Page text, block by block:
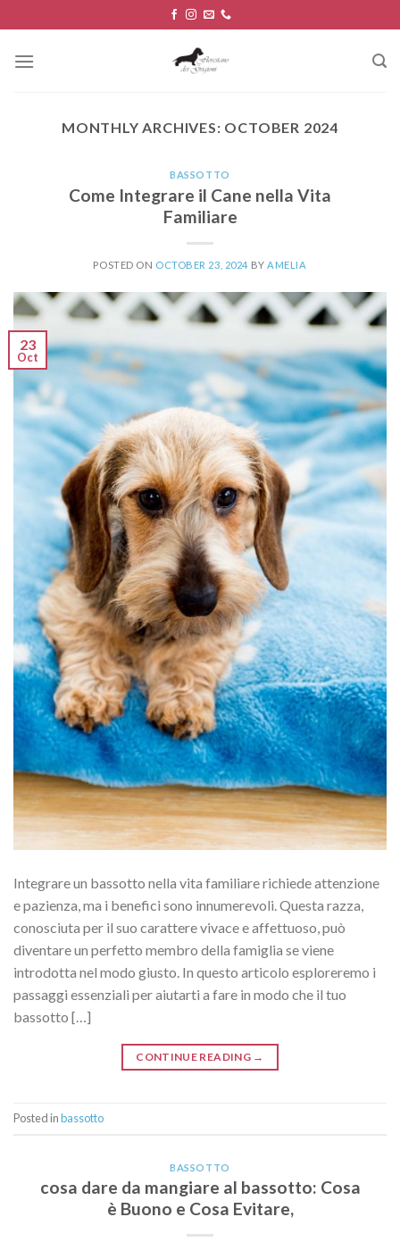
to
content
MONTHLY ARCHIVES: OCTOBER 2024
BASSOTTO
Come Integrare il Cane nella Vita
Familiare
POSTED ON OCTOBER 23, 2024 BY AMELIA
23
Oct
Integrare un bassotto nella vita familiare richiede attenzione
e pazienza, ma i benefici sono innumerevoli. Questa razza,
conosciuta per il suo carattere vivace e affettuoso, può
diventare un perfetto membro della famiglia se viene
introdotta nel modo giusto. In questo articolo esploreremo i
passaggi essenziali per aiutarti a fare in modo che il tuo
bassotto […]
CONTINUE READING →
Posted inbassotto
BASSOTTO
cosa dare da mangiare al bassotto: Cosa
è Buono e Cosa Evitare,